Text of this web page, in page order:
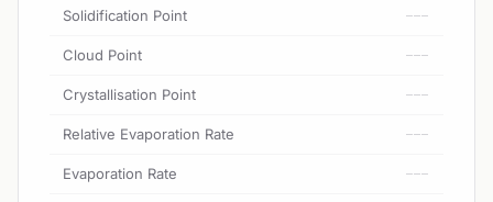
Solidification Point ---
Cloud Point ---
Crystallisation Point ---
Relative Evaporation Rate ---
Evaporation Rate ---